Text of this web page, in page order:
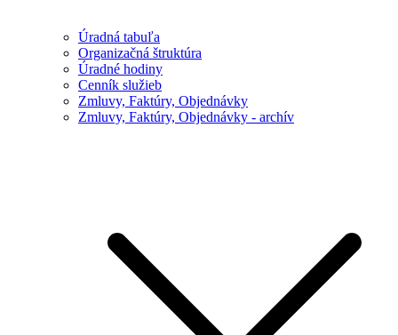
Úradná tabuľa
Organizačná štruktúra
Úradné hodiny
Cenník služieb
Zmluvy, Faktúry, Objednávky
Zmluvy, Faktúry, Objednávky - archív